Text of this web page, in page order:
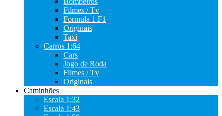
Filmes / Tv
Formula 1 F1
Originais
Taxi
Carros 1:64
Cars
Jogo de Roda
Filmes / Tv
Originais
Caminhões
Escala 1:32
Escala 1:43